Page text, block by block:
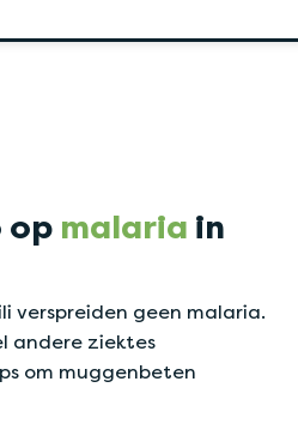
op malaria in
verspreiden geen malaria.
andere ziektes
om muggenbeten